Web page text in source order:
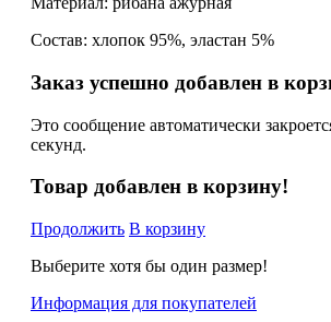
Состав: хлопок 95%, эластан 5%
Заказ успешно добавлен в
Это сообщение автоматически
секунд.
Товар добавлен в корзину!
Продолжить В корзину
Выберите хотя бы один размер!
Информация для покупателей